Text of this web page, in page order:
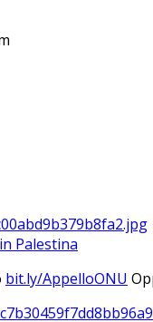
Palestina
bit.ly/AppelloONU